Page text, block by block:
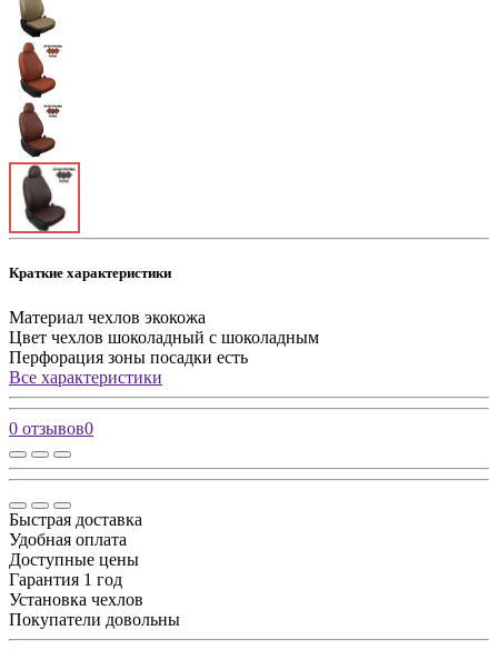
Краткие характеристики
Материал чехлов экокожа
Цвет чехлов шоколадный с шоколадным
Перфорация зоны посадки есть
Все характеристики
0 отзывов0
Быстрая доставка
Удобная оплата
Доступные цены
Гарантия 1 год
Установка чехлов
Покупатели довольны